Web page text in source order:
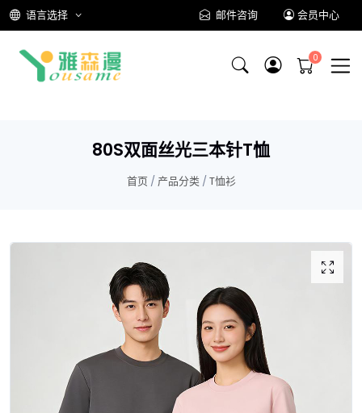
语言选择 邮件咨询 会员中心
80S双面丝光三本针T恤
首页 / 产品分类/ T恤衫